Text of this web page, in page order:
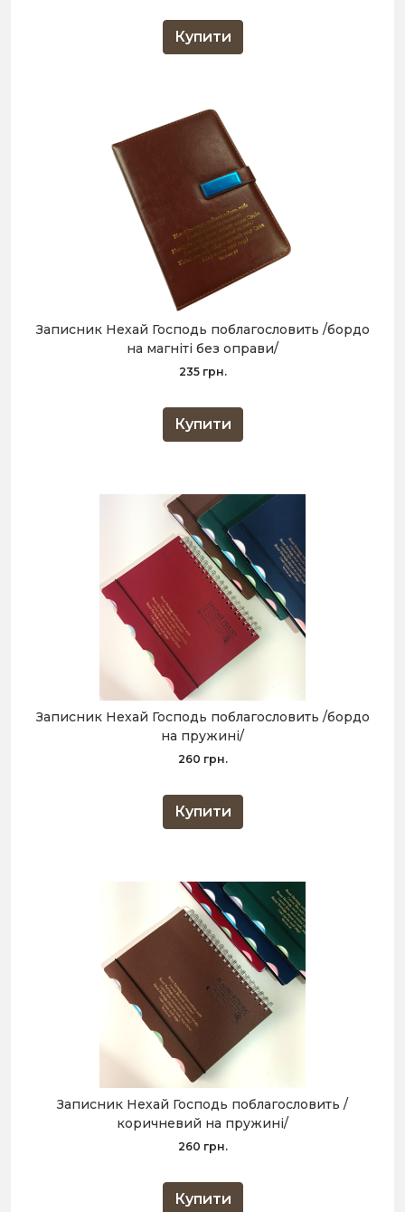
Купити
Записник Нехай Господь поблагословить /бордо
на магніті без оправи/
235 грн.
Купити
Записник Нехай Господь поблагословить /бордо
на пружині/
260 грн.
Купити
Записник Нехай Господь поблагословить /
коричневий на пружині/
260 грн.
Купити